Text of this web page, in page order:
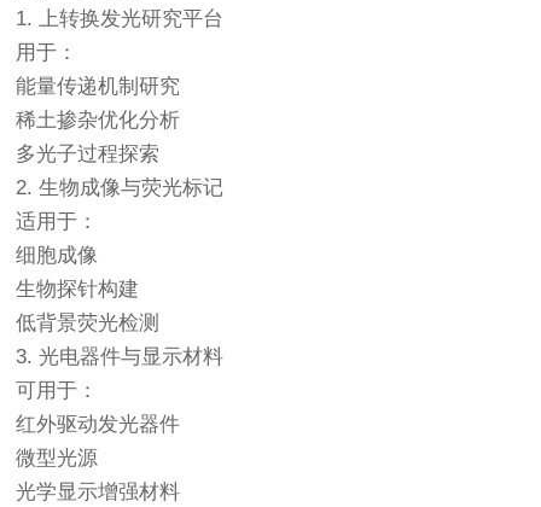
1. 上转换发光研究平台
用于：
能量传递机制研究
稀土掺杂优化分析
多光子过程探索
2. 生物成像与荧光标记
适用于：
细胞成像
生物探针构建
低背景荧光检测
3. 光电器件与显示材料
可用于：
红外驱动发光器件
微型光源
光学显示增强材料